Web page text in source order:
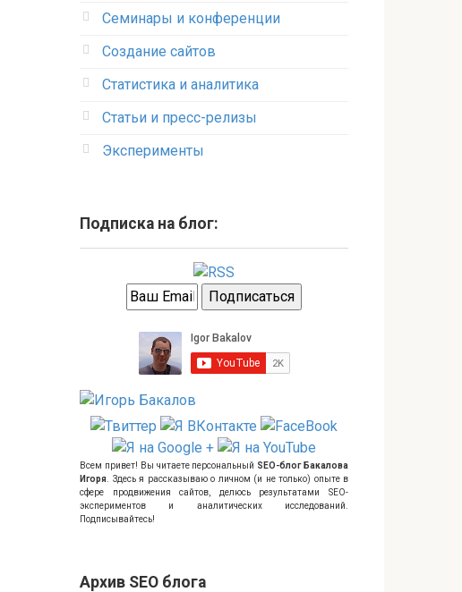
Семинары и конференции
Создание сайтов
Статистика и аналитика
Статьи и пресс-релизы
Эксперименты
Подписка на блог:
Всем привет! Вы читаете персональный SEO-блог Бакалова
Игоря . Здесь я рассказываю о личном (и не только) опыте в
сфере продвижения сайтов, делюсь результатами SEO-
экспериментов и аналитических исследований.
Подписывайтесь!
Архив SEO блога